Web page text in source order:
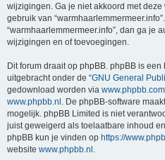
wijzigingen. Ga je niet akkoord met
gebruik van
“warmhaarlemmermeer.info”, dan ga je
wijzigingen en of toevoegingen.
Dit forum draait op phpBB. phpBB is
uitgebracht onder de “GNU General
gedownload worden via www.phpbb.com
www.phpbb.nl . De phpBB-software
mogelijk. phpBB Limited is niet
juist geweigerd als toelaatbare inhoud
phpBB kun je vinden op https://
website www.phpbb.nl .